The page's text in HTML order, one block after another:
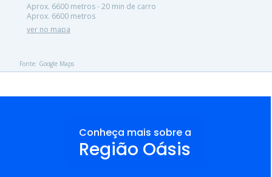
Aprox. 6600 metros - 20 min de carro
Aprox. 6600 metros
ver no mapa
Fonte: Google Maps
Conheça mais sobre a
Região Oásis